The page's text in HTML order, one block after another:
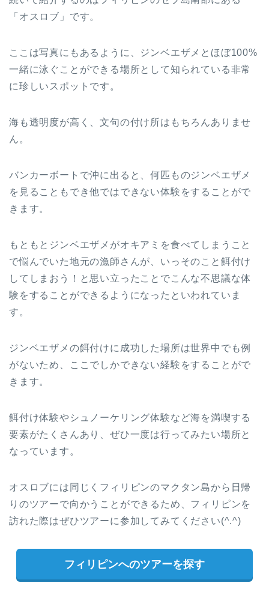
「オスロブ」です。
ここは写真にもあるように、ジンベエザメとほぼ100%
一緒に泳ぐことができる場所として知られている非常
に珍しいスポットです。
海も透明度が高く、文句の付け所はもちろんありませ
ん。
バンカーボートで沖に出ると、何匹ものジンベエザメ
を見ることもでき他ではできない体験をすることがで
きます。
もともとジンベエザメがオキアミを食べてしまうこと
で悩んでいた地元の漁師さんが、いっそのこと餌付け
してしまおう！と思い立ったことでこんな不思議な体
験をすることができるようになったといわれていま
す。
ジンベエザメの餌付けに成功した場所は世界中でも例
がないため、ここでしかできない経験をすることがで
きます。
餌付け体験やシュノーケリング体験など海を満喫する
要素がたくさんあり、ぜひ一度は行ってみたい場所と
なっています。
オスロブには同じくフィリピンのマクタン島から日帰
りのツアーで向かうことができるため、フィリピンを
訪れた際はぜひツアーに参加してみてください(^.^)
フィリピンへのツアーを探す